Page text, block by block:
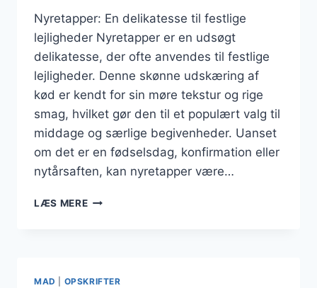
Nyretapper: En delikatesse til festlige
lejligheder Nyretapper er en udsøgt
delikatesse, der ofte anvendes til festlige
lejligheder. Denne skønne udskæring af
kød er kendt for sin møre tekstur og rige
smag, hvilket gør den til et populært valg til
middage og særlige begivenheder. Uanset
om det er en fødselsdag, konfirmation eller
nytårsaften, kan nyretapper være…
LÆS MERENYRETAPPER
MAD OPSKRIFTER